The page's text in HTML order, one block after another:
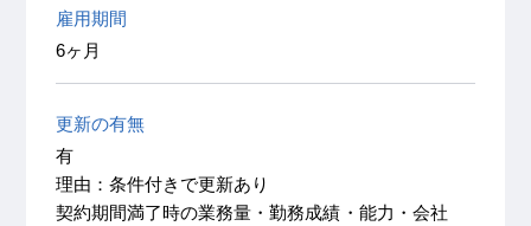
雇用期間
6ヶ月
更新の有無
有
理由：条件付きで更新あり
契約期間満了時の業務量・勤務成績・能力・会社